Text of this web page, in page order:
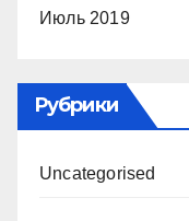
Июль 2019
Рубрики
Uncategorised